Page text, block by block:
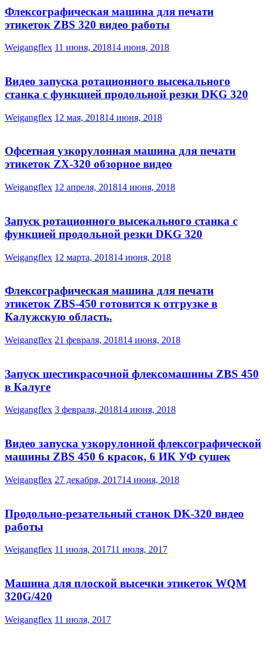
Флексографическая машина для печати
этикеток ZBS 320 видео работы
Weigangflex 11 июня, 201814 июня, 2018
Видео запуска ротационного высекального
станка с функцией продольной резки DKG 320
Weigangflex 12 мая, 201814 июня, 2018
Офсетная узкорулонная машина для печати
этикеток ZX-320 обзорное видео
Weigangflex 12 апреля, 201814 июня, 2018
Запуск ротационного высекального станка с
функцией продольной резки DKG 320
Weigangflex 12 марта, 201814 июня, 2018
Флексографическая машина для печати
этикеток ZBS-450 готовится к отгрузке в
Калужскую область.
Weigangflex 21 февраля, 201814 июня, 2018
Запуск шестикрасочной флексомашины ZBS 450
в Калуге
Weigangflex 3 февраля, 201814 июня, 2018
Видео запуска узкорулонной флексографической
машины ZBS 450 6 красок, 6 ИК УФ сушек
Weigangflex 27 декабря, 201714 июня, 2018
Продольно-резательный станок DK-320 видео
работы
Weigangflex 11 июля, 201711 июля, 2017
Машина для плоской высечки этикеток WQM
320G/420
Weigangflex 11 июля, 2017